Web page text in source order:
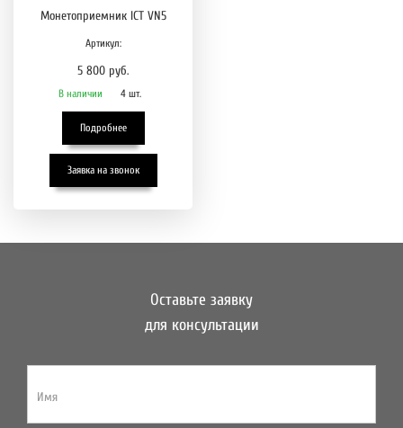
Монетоприемник ICT VN5
Артикул:
5 800 руб.
В наличии 4 шт.
Подробнее
Заявка на звонок
Оставьте заявку
для консультации
Имя